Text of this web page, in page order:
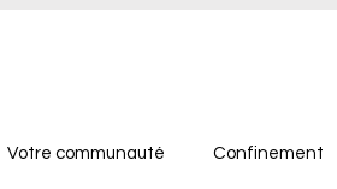
Votre communauté Confinement